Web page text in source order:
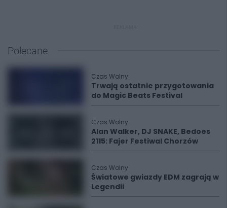
Polecane
Czas Wolny
Trwają ostatnie przygotowania
do Magic Beats Festival
Czas Wolny
Alan Walker, DJ SNAKE, Bedoes
2115: Fajer Festiwal Chorzów
Czas Wolny
Światowe gwiazdy EDM zagrają w
Legendii